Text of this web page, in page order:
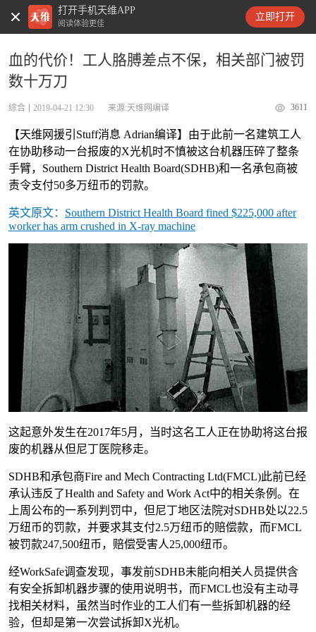
打开手机天维APP
阅读体验更佳
立即打开
天维新闻
血的代价！工人胳膊差点不保，相关部门被罚
数十万刀
综合 2019-04-21 12:30 来源:天维网编译 3611
【天维网援引Stuff消息 Adrian编译】由于此前一名建筑工人
在协助移动一台报废的X光机时不慎被这台机器压碎了整条
手臂，Southern District Health Board(SDHB)和一名承包商被
责令支付50多万纽币的罚款。
英文原文： Southern District Health Board fined $225,000 after
worker has arm crushed in X-ray machine
这起意外发生在2017年5月，当时这名工人正在协助将这台报
废的机器从但尼丁医院移走。
SDHB和承包商Fire and Mech Contracting Ltd(FMCL)此前已经
承认违反了Health and Safety and Work Act中的相关条例。在
上周公布的一系列判罚中，但尼丁地区法院对SDHB处以22.5
万纽币的罚款，并要求其支付2.5万纽币的赔偿款，而FMCL
被罚款247,500纽币，赔偿受害人25,000纽币。
经WorkSafe调查发现，事发前SDHB未能向相关人员提供含
有安全拆卸机器步骤的使用说明书，而FMCL也没有主动寻
找相关材料，虽然当时作业的工人们有一些拆卸机器的经
验，但却是第一次尝试拆卸X光机。